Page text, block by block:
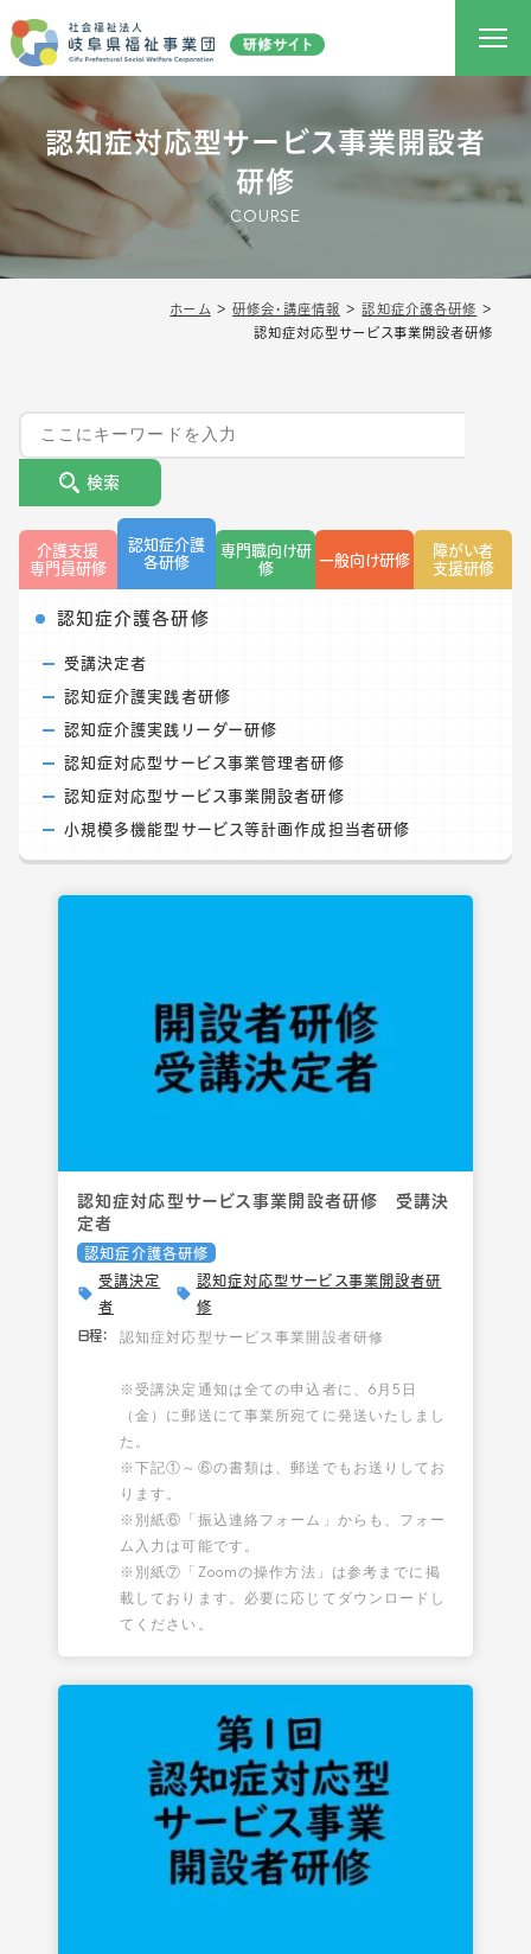
認知症対応型サービス事業開設者
研修
COURSE
ホーム ＞研修会・講座情報 ＞認知症介護各研修 ＞
認知症対応型サービス事業開設者研修
検索
介護支援
専門員研修
認知症介護
各研修
専門職向け研
修
一般向け研修
障がい者
支援研修
認知症介護各研修
受講決定者
認知症介護実践者研修
認知症介護実践リーダー研修
認知症対応型サービス事業管理者研修
認知症対応型サービス事業開設者研修
小規模多機能型サービス等計画作成担当者研修
認知症対応型サービス事業開設者研修 受講決
定者
認知症介護各研修
受講決定
者
認知症対応型サービス事業開設者研
修
日程： 認知症対応型サービス事業開設者研修
※受講決定通知は全ての申込者に、6月5日
（金）に郵送にて事業所宛てに発送いたしまし
た。
※下記①～⑥の書類は、郵送でもお送りしてお
ります。
※別紙⑥「振込連絡フォーム」からも、フォー
ム入力は可能です。
※別紙⑦「Zoomの操作方法」は参考までに掲
載しております。必要に応じてダウンロードし
てください。